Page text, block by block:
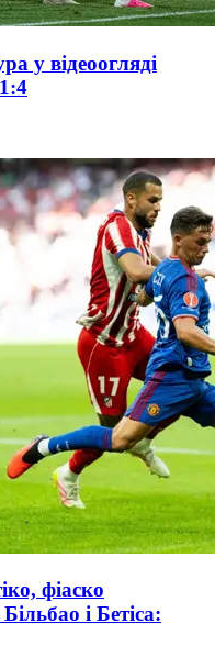
у відеоогляді
фіаско
і Бетіса: